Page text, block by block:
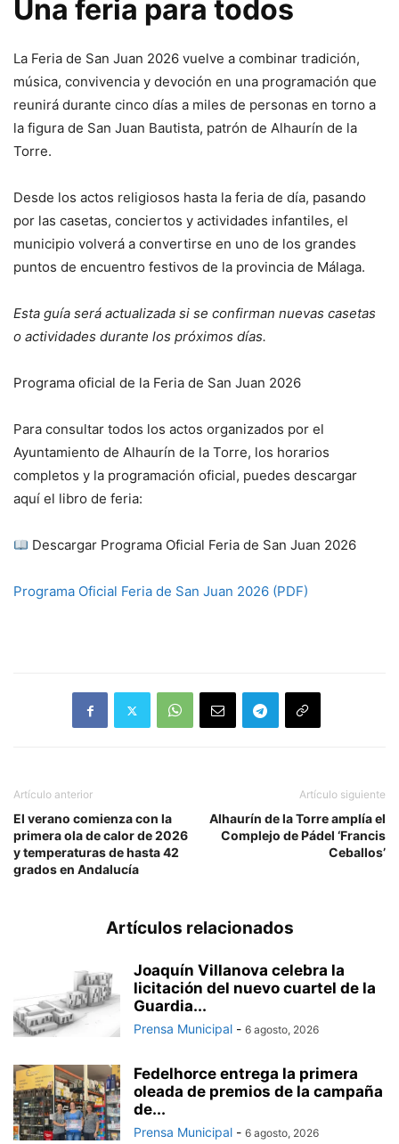
Una feria para todos
La Feria de San Juan 2026 vuelve a combinar tradición,
música, convivencia y devoción en una programación que
reunirá durante cinco días a miles de personas en torno a
la figura de San Juan Bautista, patrón de Alhaurín de la
Torre.
Desde los actos religiosos hasta la feria de día, pasando
por las casetas, conciertos y actividades infantiles, el
municipio volverá a convertirse en uno de los grandes
puntos de encuentro festivos de la provincia de Málaga.
Esta guía será actualizada si se confirman nuevas casetas
o actividades durante los próximos días.
Programa oficial de la Feria de San Juan 2026
Para consultar todos los actos organizados por el
Ayuntamiento de Alhaurín de la Torre, los horarios
completos y la programación oficial, puedes descargar
aquí el libro de feria:
Descargar Programa Oficial Feria de San Juan 2026
Programa Oficial Feria de San Juan 2026 (PDF)
Artículo anterior
El verano comienza con la
primera ola de calor de 2026
y temperaturas de hasta 42
grados en Andalucía
Artículo siguiente
Alhaurín de la Torre amplía el
Complejo de Pádel ‘Francis
Ceballos’
Artículos relacionados
Joaquín Villanova celebra la
licitación del nuevo cuartel de la
Guardia...
Prensa Municipal - 6 agosto, 2026
Fedelhorce entrega la primera
oleada de premios de la campaña
de...
Prensa Municipal - 6 agosto, 2026